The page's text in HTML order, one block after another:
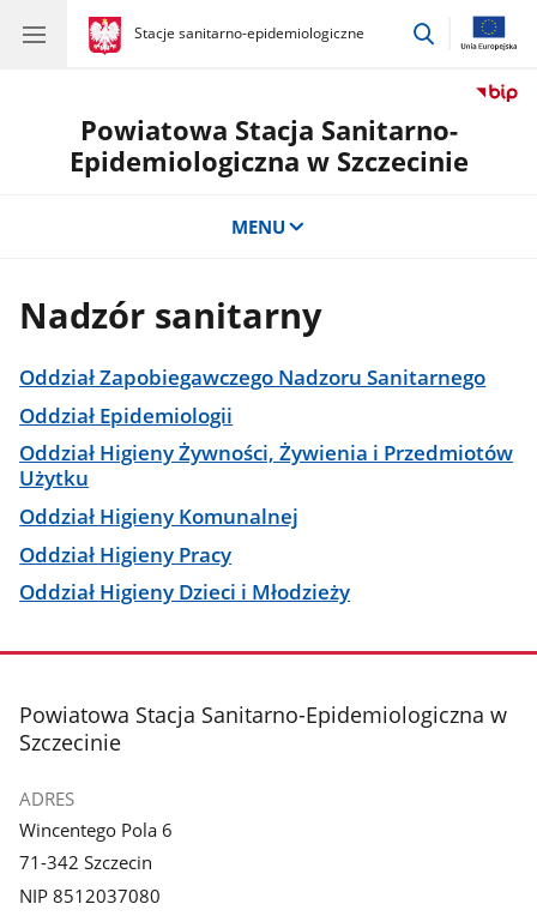
gov.pl
Stacje sanitarno-epidemiologiczne
gov.pl
Stacje
przejdź
Powiatowa Stacja Sanitarno-
Epidemiologiczna w Szczecinie
MENU
Nadzór sanitarny
Oddział Zapobiegawczego Nadzoru Sanitarnego
Oddział Epidemiologii
Oddział Higieny Żywności, Żywienia i Przedmiotów
Użytku
Oddział Higieny Komunalnej
Oddział Higieny Pracy
Oddział Higieny Dzieci i Młodzieży
stopka
Powiatowa Stacja Sanitarno-Epidemiologiczna w
Szczecinie
ADRES
Wincentego Pola 6
71-342 Szczecin
NIP 8512037080